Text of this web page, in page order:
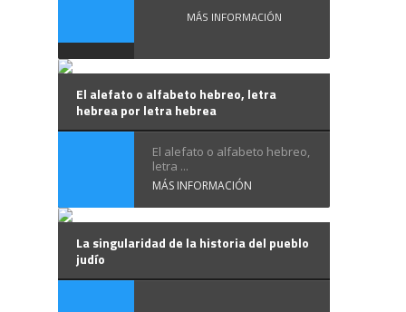
MÁS INFORMACIÓN
El alefato o alfabeto hebreo, letra
hebrea por letra hebrea
El alefato o alfabeto hebreo,
letra ...
MÁS INFORMACIÓN
La singularidad de la historia del pueblo
judío